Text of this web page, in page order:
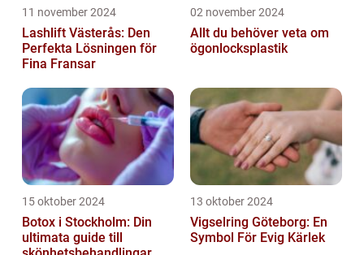
11 november 2024
Lashlift Västerås: Den
Perfekta Lösningen för
Fina Fransar
02 november 2024
Allt du behöver veta om
ögonlocksplastik
15 oktober 2024
Botox i Stockholm: Din
ultimata guide till
13 oktober 2024
Vigselring Göteborg: En
Symbol För Evig Kärlek